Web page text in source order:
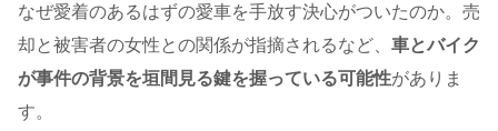
なぜ愛着のあるはずの愛車を手放す決心がついたのか。売
却と被害者の女性との関係が指摘されるなど、 車とバイク
が事件の背景を垣間見る鍵を握っている可能性がありま
す。